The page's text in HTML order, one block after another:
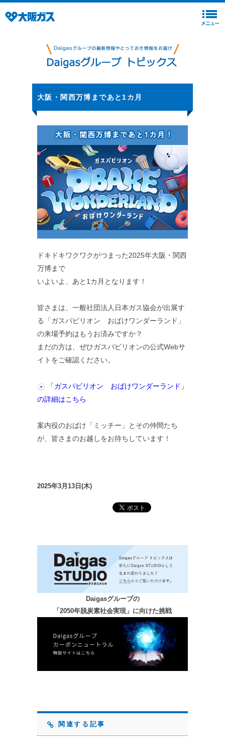
大阪・関西万博まであと1カ月
ドキドキワクワクがつまった2025年大阪・関西
万博まで
いよいよ、あと1カ月となります！
皆さまは、一般社団法人日本ガス協会が出展す
る「ガスパビリオン おばけワンダーランド」
の来場予約はもうお済みですか？
まだの方は、ぜひガスパビリオンの公式Webサ
イトをご確認ください。
「ガスパビリオン おばけワンダーランド」
の詳細はこちら
案内役のおばけ「ミッチー」とその仲間たち
が、皆さまのお越しをお待ちしています！
2025年3月13日(木)
Daigasグループの
「2050年脱炭素社会実現」に向けた挑戦
関連する記事